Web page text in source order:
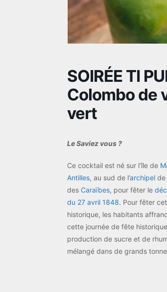
SOIRÉE TI
Colombo de
vert
Le Saviez vous ?
Ce cocktail est né sur l’île de
Antilles, au sud de l’archipel de
des Caraïbes, pour fêter le
du 27 avril 1848. Pour fêter
historique, les habitants
cette journée de fête
production de sucre et de
mélangé dans de grands